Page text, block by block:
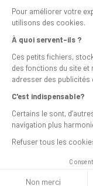
Pour améliorer votre
utilisons des cookies.
À quoi servent-ils ?
Ces petits fichiers,
des fonctions du site et
adresser des publicités
C'est indispensable?
Certains le sont,
navigation plus
Refuser tous les
Non merci